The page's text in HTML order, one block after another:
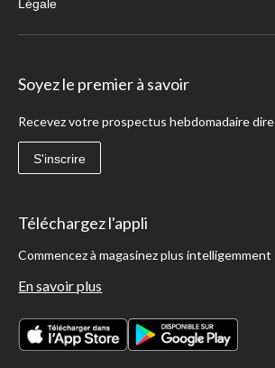
Légale
Soyez le premier à savoir
Recevez votre prospectus hebdomadaire
S'inscrire
Téléchargez l'appli
Commencez à magasinez plus intelligemment
En savoir plus